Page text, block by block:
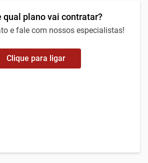
qual plano vai contratar?
e fale com nossos especialistas!
Clique para ligar